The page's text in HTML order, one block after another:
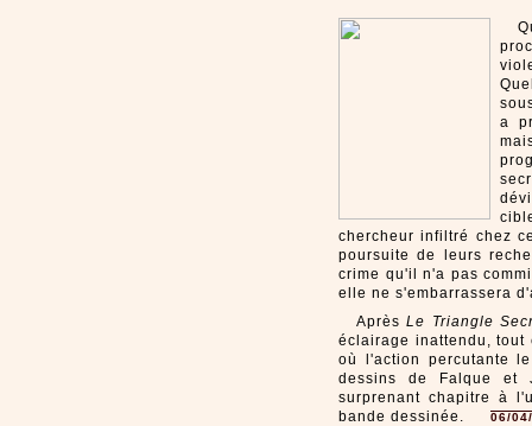
a
chercheur infiltré chez
poursuite de leurs
crime qu'il n'a pas
elle ne s'embarrassera
AprèsLe Triangle
éclairage inattendu, tout
où l'action percutante
dessins de Falque et
surprenant chapitre à
bande dessinée.
06/